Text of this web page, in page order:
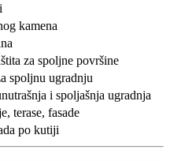
kamena
za spoljne površine
spoljnu ugradnju
i spoljašnja ugradnja
terase, fasade
po kutiji